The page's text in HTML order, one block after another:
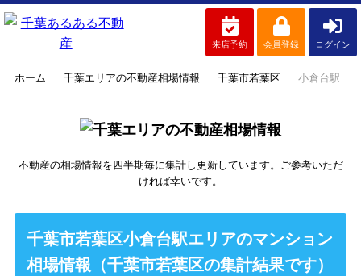
来店予約 会員登録 ログイン
ホーム 千葉エリアの不動産相場情報 千葉市若葉区 小倉台駅
不動産の相場情報を四半期毎に集計し更新しています。ご参考いただ
ければ幸いです。
千葉市若葉区小倉台駅エリアのマンション
相場情報（千葉市若葉区の集計結果です）